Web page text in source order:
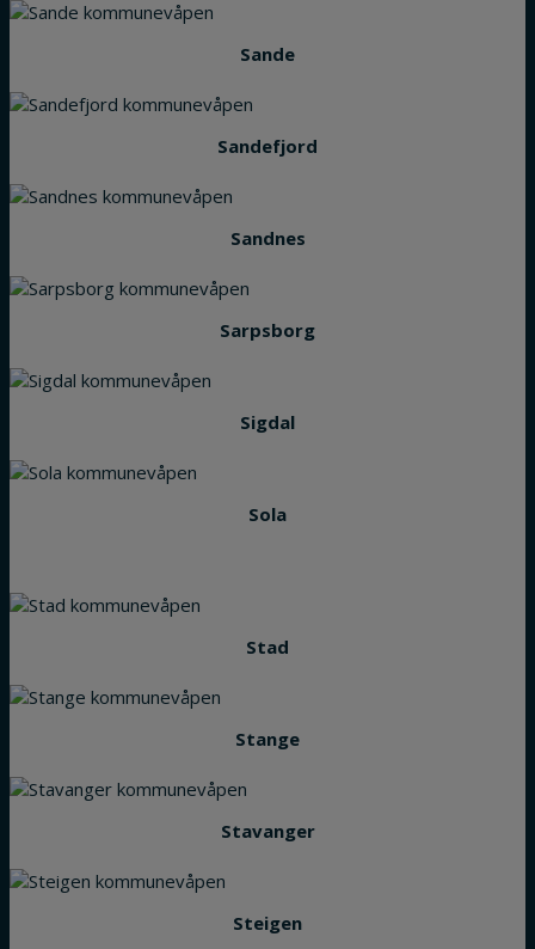
Sande
Sandefjord
Sandnes
Sarpsborg
Sigdal
Sola
Stad
Stange
Stavanger
Steigen